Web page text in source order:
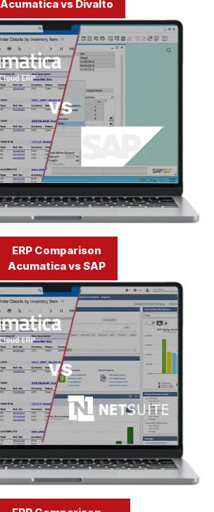
Acumatica vs Divalto
ERP Comparison
Acumatica vs SAP